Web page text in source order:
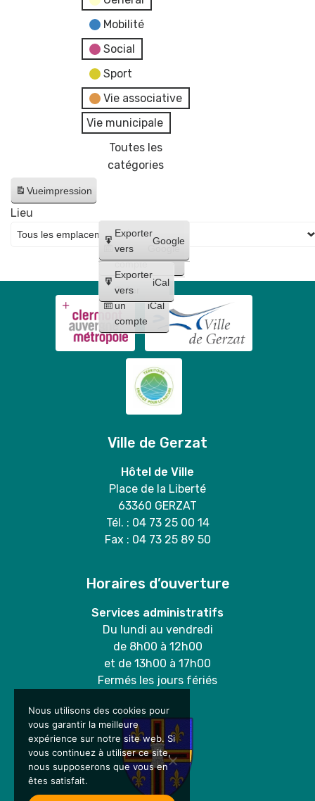
Mobilité
Social
Sport
Vie associative
Vie municipale
Toutes les
catégories
Vueimpression
Créer
un
compte
Google
Créer
un
compte
iCal
Exporter
vers
Google
Exporter
vers
iCal
Lieu
Ville de Gerzat
Hôtel de Ville
Place de la Liberté
63360 GERZAT
Tél. : 04 73 25 00 14
Fax : 04 73 25 89 50
Horaires d’ouverture
Services administratifs
Du lundi au vendredi
de 8h00 à 12h00
et de 13h00 à 17h00
Fermés les jours fériés
Nous utilisons des cookies pour
vous garantir la meilleure
expérience sur notre site web. Si
vous continuez à utiliser ce site,
nous supposerons que vous en
êtes satisfait.